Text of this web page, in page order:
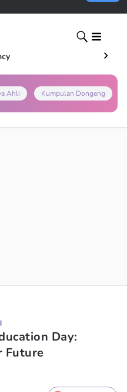
Ahli Kumpulan Dongeng
Day:
Future